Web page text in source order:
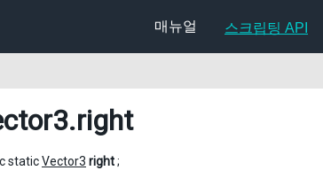
매뉴얼 스크립팅 API
.right
staticVector3 right;